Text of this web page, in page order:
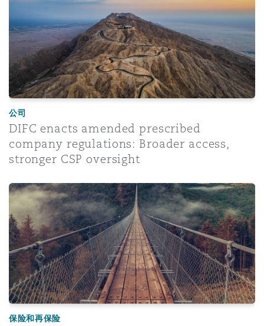
公司
DIFC enacts amended prescribed
company regulations: Broader access,
stronger CSP oversight
Mandatory inbound travel health insurance cover for
保险和再保险